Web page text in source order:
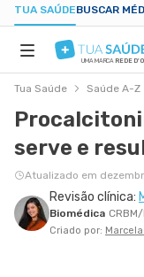
TUA SAÚDEBUSCAR
NUTRIÇÃO
GRAVIDEZ
UMA MARCA REDE
Tua Saúde Saúde A-Z
serve e
Atualizado em
Revisão clínica:
Biomédica
Criado por: